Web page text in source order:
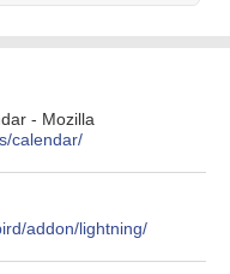
パー・カタログ: 本体ハ
ソフトウェアのパーフ
新エミュレータ紹介
Colorsoft | 16GBストレ
ンチカラーディスプレ
ト、最大8週間持続バッ
、ブラック (2025年発
- Mozilla
calendar/
addon/lightning/